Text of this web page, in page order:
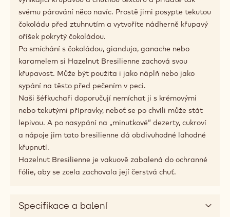
svému párování něco navíc. Prostě jimi posypte tekutou
čokoládu před ztuhnutím a vytvoříte nádherně křupavý
oříšek pokrytý čokoládou.
Po smíchání s čokoládou, gianduja, ganache nebo
karamelem si Hazelnut Bresilienne zachová svou
křupavost. Může být použita i jako náplň nebo jako
sypání na těsto před pečením v peci.
Naši šéfkuchaři doporučují nemíchat ji s krémovými
nebo tekutými přípravky, neboť se po chvíli může stát
lepivou. A po nasypání na „minutkové“ dezerty, cukroví
a nápoje jim tato bresilienne dá obdivuhodné lahodné
křupnutí.
Hazelnut Bresilienne je vakuově zabalená do ochranné
fólie, aby se zcela zachovala její čerstvá chuť.
Specifikace a balení